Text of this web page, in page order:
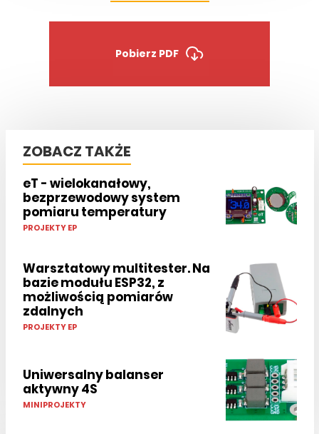
Pobierz PDF
ZOBACZ TAKŻE
eT - wielokanałowy,
bezprzewodowy system
pomiaru temperatury
PROJEKTY EP
Warsztatowy multitester. Na
bazie modułu ESP32, z
możliwością pomiarów
zdalnych
PROJEKTY EP
Uniwersalny balanser
aktywny 4S
MINIPROJEKTY